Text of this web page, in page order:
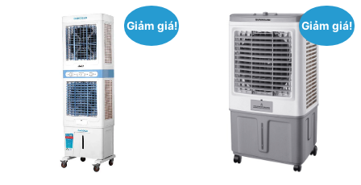
Giảm giá! Giảm giá!